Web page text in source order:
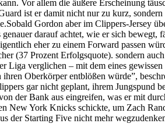
Vor allem die äußere Erscheinung
ist er damit nicht nur zu kurz,
Gordon aber im Clippers-Jersey
darauf achtet, wie er sich bewegt,
eher zu einem Forward passen
(37 Prozent Erfolgsquote). sondern auch
Liga verglichen – mit dem eines
Oberkörper entblößen würde”,
gar nicht geplant, ihrem Jungspund
der Bank aus eingreifen, was er mit
New York Knicks schickte, um Zach
der Starting Five nicht mehr